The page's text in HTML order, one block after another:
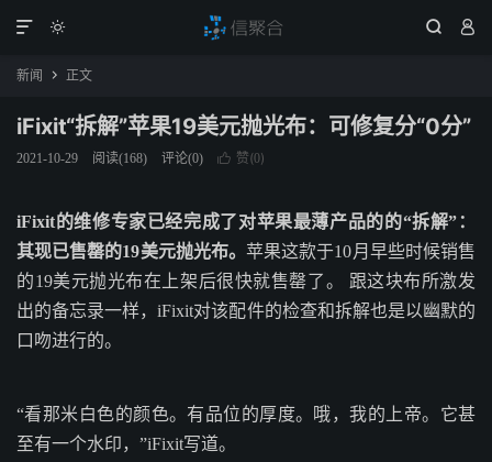
  

新闻  正文
iFixit“拆解”苹果19美元抛光布：可修复分“0分”
2021-10-29 阅读(168) 评论(0)  赞(0)
iFixit的维修专家已经完成了对苹果最薄产品的的“拆解”：
其现已售罄的19美元抛光布。苹果这款于10月早些时候销售
的19美元抛光布在上架后很快就售罄了。 跟这块布所激发
出的备忘录一样，iFixit对该配件的检查和拆解也是以幽默的
口吻进行的。
“看那米白色的颜色。有品位的厚度。哦，我的上帝。它甚
至有一个水印，”iFixit写道。